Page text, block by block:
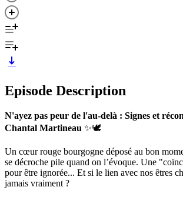
Episode Description
N'ayez pas peur de l'au-delà : Signes et
Chantal Martineau ✨🕊️
Un cœur rouge bourgogne déposé au bon
se décroche pile quand on l’évoque. Une
pour être ignorée... Et si le lien avec nos êtres
jamais vraiment ?